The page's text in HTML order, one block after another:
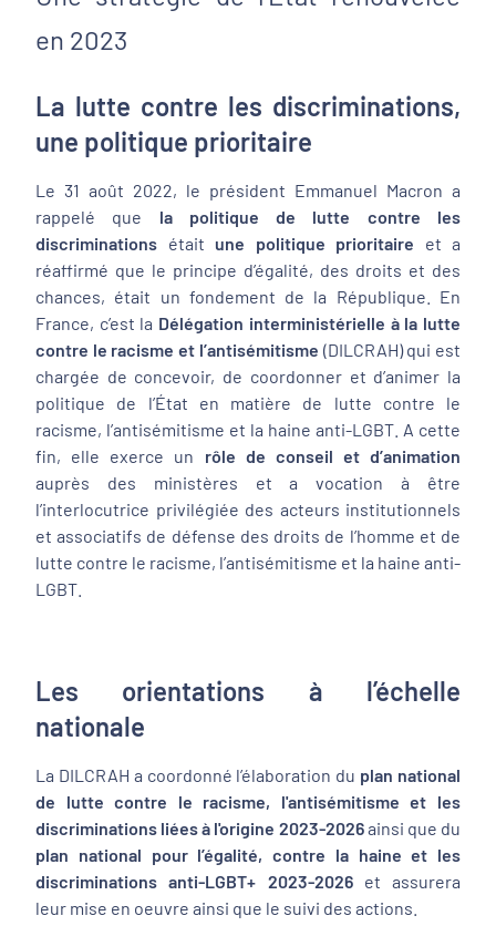
en 2023
La lutte contre les discriminations,
une politique prioritaire
Le 31 août 2022, le président Emmanuel Macron a
rappelé que la politique de lutte contre les
discriminations était une politique prioritaire et a
réaffirmé que le principe d’égalité, des droits et des
chances, était un fondement de la République. En
France, c’est la Délégation interministérielle à la lutte
contre le racisme et l’antisémitisme (DILCRAH) qui est
chargée de concevoir, de coordonner et d’animer la
politique de l’État en matière de lutte contre le
racisme, l’antisémitisme et la haine anti-LGBT. A cette
fin, elle exerce un rôle de conseil et d’animation
auprès des ministères et a vocation à être
l’interlocutrice privilégiée des acteurs institutionnels
et associatifs de défense des droits de l’homme et de
lutte contre le racisme, l’antisémitisme et la haine anti-
LGBT.
Les orientations à l’échelle
nationale
La DILCRAH a coordonné l’élaboration du plan national
de lutte contre le racisme, l'antisémitisme et les
discriminations liées à l'origine 2023-2026ainsi que du
plan national pour l’égalité, contre la haine et les
discriminations anti-LGBT+ 2023-2026 et assurera
leur mise en oeuvre ainsi que le suivi des actions.